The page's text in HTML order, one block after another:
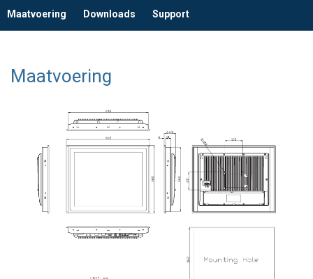
Maatvoering Downloads Support
Maatvoering